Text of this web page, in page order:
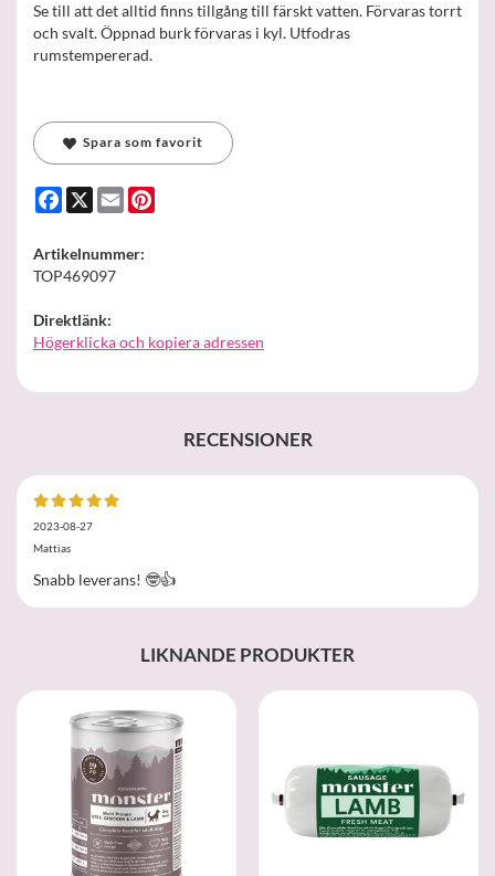
Se till att det alltid finns tillgång till färskt vatten. Förvaras torrt
och svalt. Öppnad burk förvaras i kyl. Utfodras
rumstempererad.
Spara som favorit
Facebook
X Email
Artikelnummer:
TOP469097
Direktlänk:
Högerklicka och kopiera adressen
RECENSIONER
2023-08-27
Mattias
Snabb leverans! 🤓👍
LIKNANDE PRODUKTER